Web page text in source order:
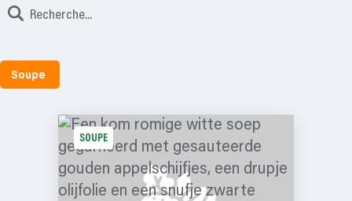
Soupe
SOUPE